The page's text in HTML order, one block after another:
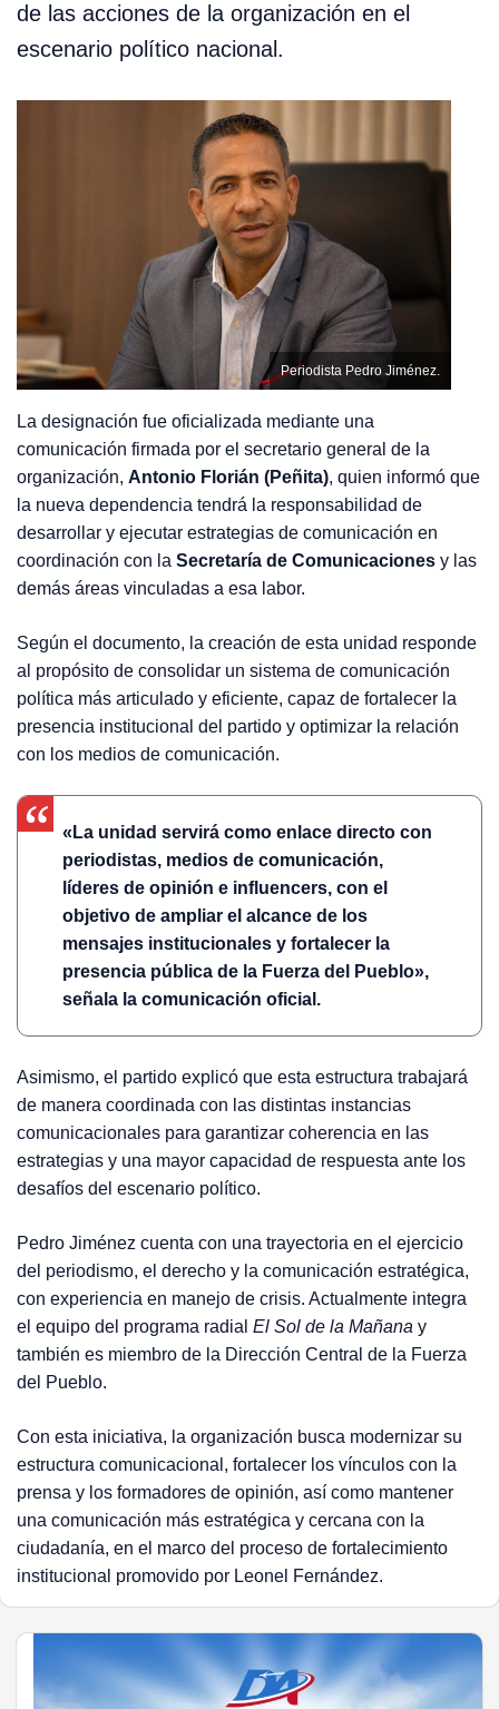
de las acciones de la organización en el
escenario político nacional.
Periodista Pedro Jiménez.
La designación fue oficializada mediante una
comunicación firmada por el secretario general de la
organización,Antonio Florián (Peñita), quien informó que
la nueva dependencia tendrá la responsabilidad de
desarrollar y ejecutar estrategias de comunicación en
coordinación con laSecretaría de Comunicacionesy las
demás áreas vinculadas a esa labor.
Según el documento, la creación de esta unidad responde
al propósito de consolidar un sistema de comunicación
política más articulado y eficiente, capaz de fortalecer la
presencia institucional del partido y optimizar la relación
con los medios de comunicación.
«La unidad servirá como enlace directo con
periodistas, medios de comunicación,
líderes de opinión e influencers, con el
objetivo de ampliar el alcance de los
mensajes institucionales y fortalecer la
presencia pública de la Fuerza del Pueblo»,
señala la comunicación oficial.
Asimismo, el partido explicó que esta estructura trabajará
de manera coordinada con las distintas instancias
comunicacionales para garantizar coherencia en las
estrategias y una mayor capacidad de respuesta ante los
desafíos del escenario político.
Pedro Jiménez cuenta con una trayectoria en el ejercicio
del periodismo, el derecho y la comunicación estratégica,
con experiencia en manejo de crisis. Actualmente integra
el equipo del programa radialEl Sol de la Mañana y
también es miembro de la Dirección Central de la Fuerza
del Pueblo.
Con esta iniciativa, la organización busca modernizar su
estructura comunicacional, fortalecer los vínculos con la
prensa y los formadores de opinión, así como mantener
una comunicación más estratégica y cercana con la
ciudadanía, en el marco del proceso de fortalecimiento
institucional promovido por Leonel Fernández.